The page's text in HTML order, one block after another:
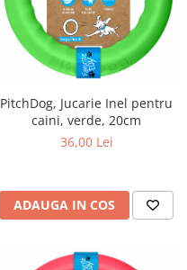
PitchDog, Jucarie Inel pentru
caini, verde, 20cm
36,00 Lei
ADAUGA IN COS